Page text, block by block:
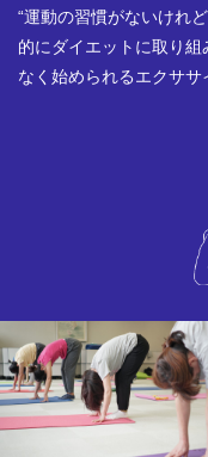
“運動の習慣がないけれ
的にダイエットに取り
なく始められるエクササ